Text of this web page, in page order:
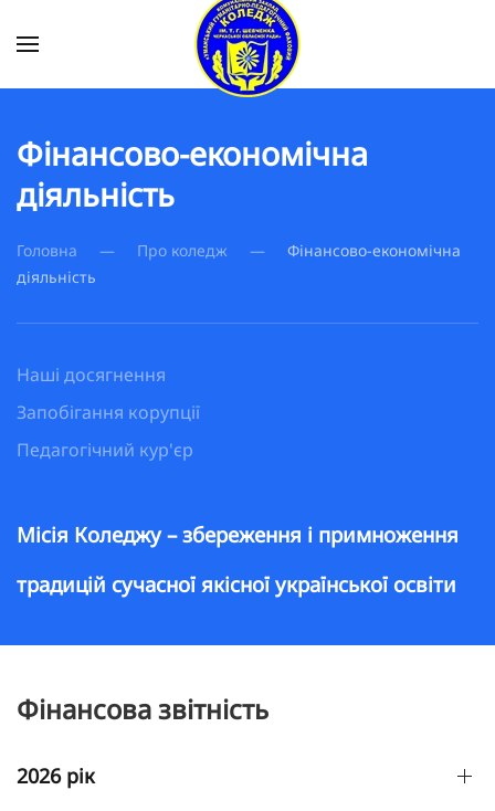
Skip to main content
Фінансово-економічна
діяльність
Головна Про коледж
Фінансово-економічна
діяльність
Наші досягнення
Запобігання корупції
Педагогічний кур'єр
Місія Коледжу – збереження і примноження
традицій сучасної якісної української освіти
Фінансова звітність
2026 рік